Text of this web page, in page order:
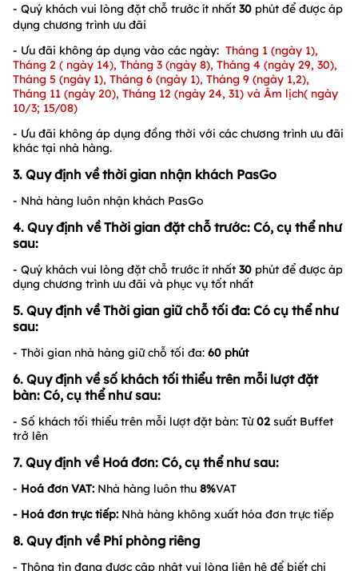
- Quý khách vui lòng đặt chỗ trước ít nhất 30 phút để được áp
dụng chương trình ưu đãi
- Ưu đãi không áp dụng vào các ngày: Tháng 1 (ngày 1),
Tháng 2 ( ngày 14), Tháng 3 (ngày 8), Tháng 4 (ngày 29, 30),
Tháng 5 (ngày 1), Tháng 6 (ngày 1), Tháng 9 (ngày 1,2),
Tháng 11 (ngày 20), Tháng 12 (ngày 24, 31) và Âm lịch( ngày
10/3; 15/08)
- Ưu đãi không áp dụng đồng thời với các chương trình ưu đãi
khác tại nhà hàng.
3. Quy định về thời gian nhận khách PasGo
- Nhà hàng luôn nhận khách PasGo
4. Quy định về Thời gian đặt chỗ trước: Có, cụ thể như
sau:
- Quý khách vui lòng đặt chỗ trước ít nhất 30 phút để được áp
dụng chương trình ưu đãi và phục vụ tốt nhất
5. Quy định về Thời gian giữ chỗ tối đa: Có cụ thể như
sau:
- Thời gian nhà hàng giữ chỗ tối đa: 60 phút
6. Quy định về số khách tối thiểu trên mỗi lượt đặt
bàn: Có, cụ thể như sau:
- Số khách tối thiểu trên mỗi lượt đặt bàn: Từ02 suất Buffet
trở lên
7. Quy định về Hoá đơn: Có, cụ thể như sau:
- Hoá đơn VAT: Nhà hàng luôn thu 8%VAT
- Hoá đơn trực tiếp: Nhà hàng không xuất hóa đơn trực tiếp
8. Quy định về Phí phòng riêng
- Thông tin đang được cập nhật vui lòng liên hệ để biết chi